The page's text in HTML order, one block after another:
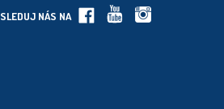
SLEDUJ NÁS NA